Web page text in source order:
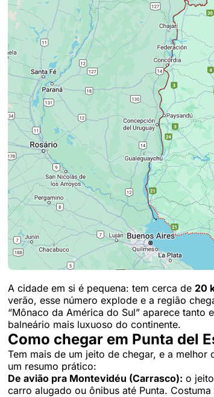
A cidade em si é pequena: tem cerca de 20
verão, esse número explode e a região
“Mônaco da América do Sul” aparece
balneário mais luxuoso do continente.
Como chegar em Punta del
Tem mais de um jeito de chegar, e a
um resumo prático:
De avião pra Montevidéu (Carrasco): o
carro alugado ou ônibus até Punta.